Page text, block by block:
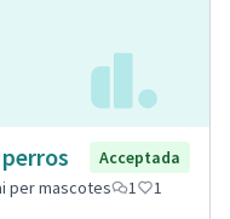
Acceptada
per mascotes 1 1